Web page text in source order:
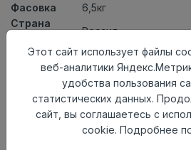
Фасовка
6,5кг
Страна
Россия
Осталось24 шт
Добавить в
Внимание! Внешний вид товара
представленного на настоящем
Этот сайт использует файлы
веб-аналитики
удобства пользования
статистических данных.
сайт, вы соглашаетесь с
cookie. Подробнее